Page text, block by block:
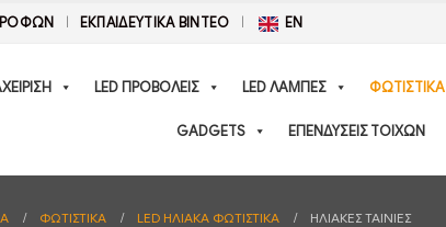
ΕΚΠΑΙΔΕΥΤΙΚΑ ΒΙΝΤΕΟ EN
LED ΠΡΟΒΟΛΕΙΣ LED ΛΑΜΠΕΣ ΦΩΤΙΣΤΙΚΑ
GADGETS ΕΠΕΝΔΥΣΕΙΣ ΤΟΙΧΩΝ
ΦΩΤΙΣΤΙΚΑ LED ΗΛΙΑΚΑ ΦΩΤΙΣΤΙΚΑ ΗΛΙΑΚΕΣ ΤΑΙΝΙΕΣ